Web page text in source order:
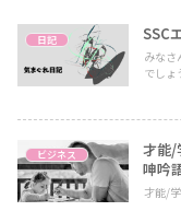
日記 SSC
みなさ
でしょ
ビジネス
才能/
呻吟
才能/